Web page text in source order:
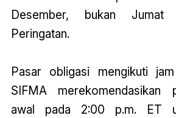
Desember, bukan Jumat
Peringatan.
Pasar obligasi mengikuti
SIFMA merekomendasikan
awal pada 2:00 p.m. ET